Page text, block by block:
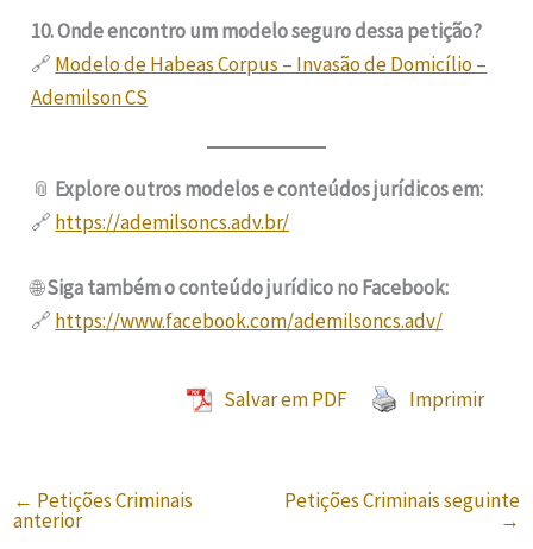
10. Onde encontro um modelo seguro dessa petição?
🔗 Modelo de Habeas Corpus – Invasão de Domicílio –
Ademilson CS
📎 Explore outros modelos e conteúdos jurídicos em:
🔗 https://ademilsoncs.adv.br/
🌐Siga também o conteúdo jurídico no Facebook:
🔗 https://www.facebook.com/ademilsoncs.adv/
Salvar em PDF Imprimir
← Petições Criminais
anterior
Petições Criminais seguinte
→